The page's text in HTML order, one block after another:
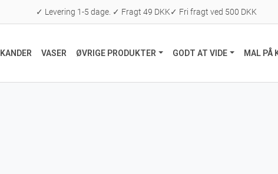
✓ Levering 1-5 dage. ✓ Fragt 49 DKK✓ Fri fragt ved 500 DKK
KANDER VASER ØVRIGE PRODUKTER GODT AT VIDE MAL PÅ